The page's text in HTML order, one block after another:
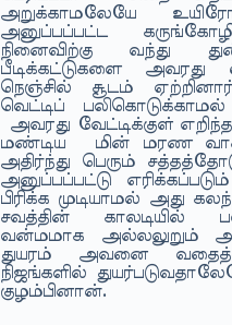
அறுக்காமலேயே
அனுப்பப்பட்ட
நினைவிற்கு வந்து
பீடிக்கட்டுகளை அவரது
நெஞ்சில் சூடம்
வெட்டிப்
அவரது வேட்டிக்குள்
மண்டிய மின் மரண
அதிர்ந்து பெரும்
அனுப்பப்பட்டு
பிரிக்க முடியாமல் அது
சவத்தின் காலடியில்
வன்மமாக அல்லலுறும்
துயரம் அவனை
நிஜங்களில்
குழம்பினான்.